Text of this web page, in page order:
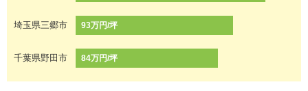
埼玉県三郷市 93万円/坪
千葉県野田市 84万円/坪